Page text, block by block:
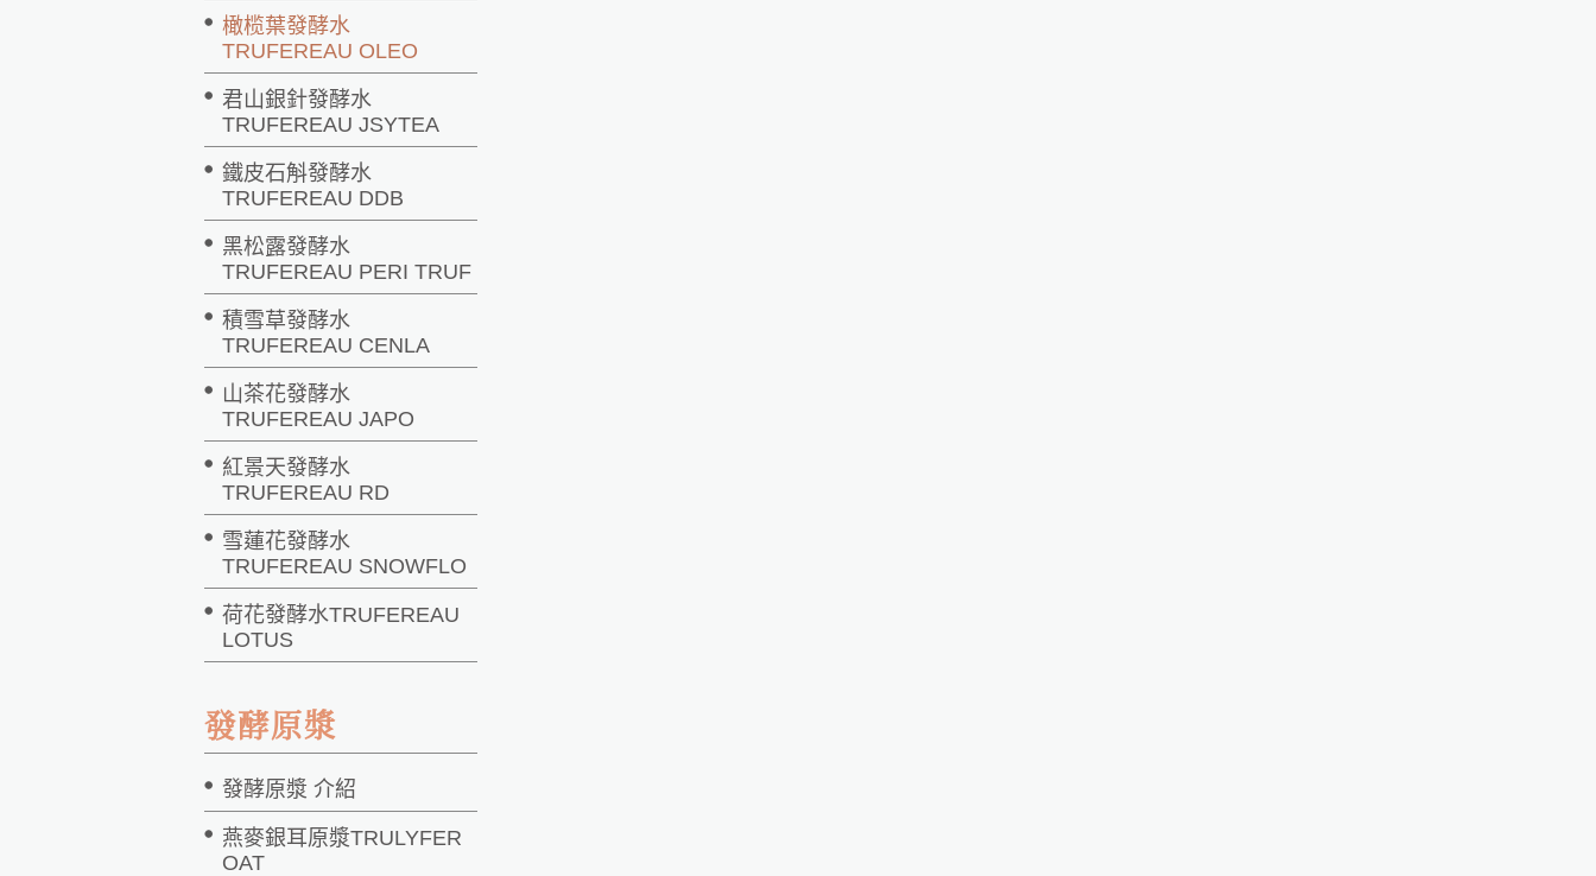
橄榄葉發酵水
TRUFEREAU OLEO
君山銀針發酵水
TRUFEREAU JSYTEA
鐵皮石斛發酵水
TRUFEREAU DDB
黑松露發酵水
TRUFEREAU PERI TRUF
積雪草發酵水
TRUFEREAU CENLA
山茶花發酵水
TRUFEREAU JAPO
紅景天發酵水
TRUFEREAU RD
雪蓮花發酵水
TRUFEREAU SNOWFLO
荷花發酵水TRUFEREAU
LOTUS
發酵原漿
發酵原漿 介紹
燕麥銀耳原漿TRULYFER
OAT